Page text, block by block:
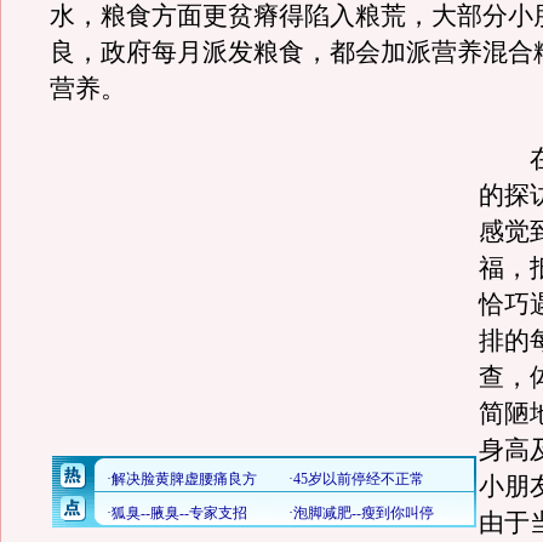
水，粮食方面更贫瘠得陷入粮荒，大部分小
良，政府每月派发粮食，都会加派营养混合
营养。
在
的探
感觉
福，
恰巧
排的
查，
简陋
身高
小朋
由于